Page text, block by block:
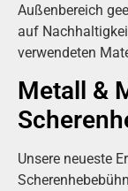
Außenbereich
auf
verwendeten
Metall &
Unsere neueste